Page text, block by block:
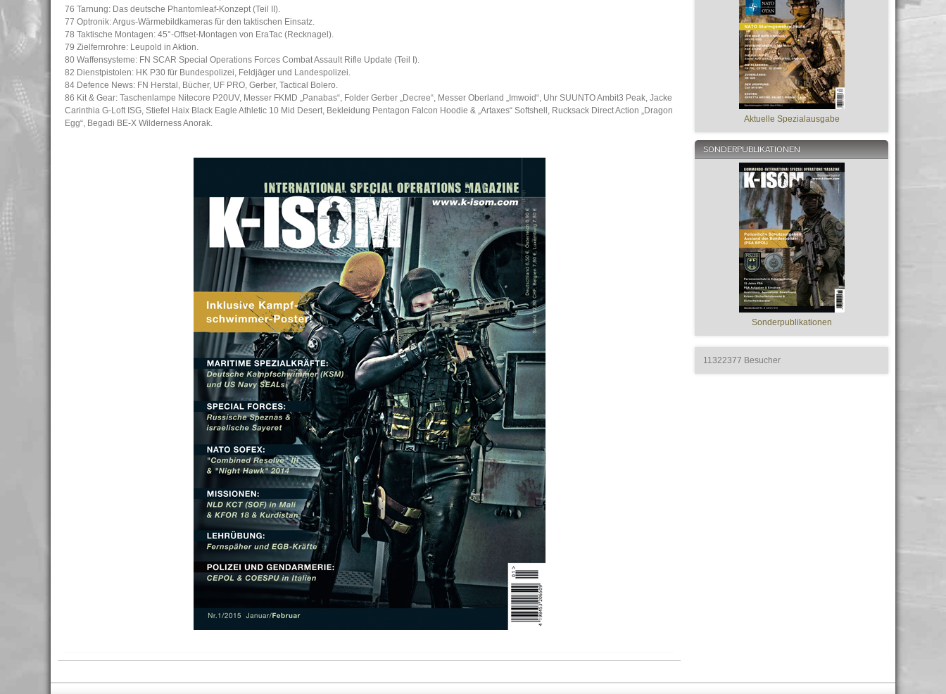
76 Tarnung: Das deutsche Phantomleaf-Konzept (Teil II).
77 Optronik: Argus-Wärmebildkameras für den taktischen Einsatz.
78 Taktische Montagen: 45°-Offset-Montagen von EraTac (Recknagel).
79 Zielfernrohre: Leupold in Aktion.
80 Waffensysteme: FN SCAR Special Operations Forces Combat Assault Rifle Update (Teil I).
82 Dienstpistolen: HK P30 für Bundespolizei, Feldjäger und Landespolizei.
84 Defence News: FN Herstal, Bücher, UF PRO, Gerber, Tactical Bolero.
86 Kit & Gear: Taschenlampe Nitecore P20UV, Messer FKMD „Panabas“, Folder Gerber „Decree“, Messer Oberland „Imwoid“, Uhr SUUNTO Ambit3 Peak, Jacke
Carinthia G-Loft ISG, Stiefel Haix Black Eagle Athletic 10 Mid Desert, Bekleidung Pentagon Falcon Hoodie & „Artaxes“ Softshell, Rucksack Direct Action „Dragon
Egg“, Begadi BE-X Wilderness Anorak.
Aktuelle Spezialausgabe
SONDERPUBLIKATIONEN
Sonderpublikationen
11322377 Besucher